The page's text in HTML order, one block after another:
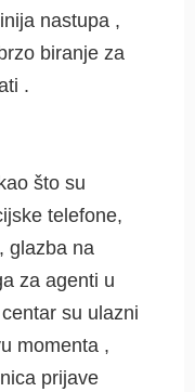
nastupa ,
biranje za
.
što su
telefone,
glazba na
za agenti u
su ulazni
momenta ,
prijave